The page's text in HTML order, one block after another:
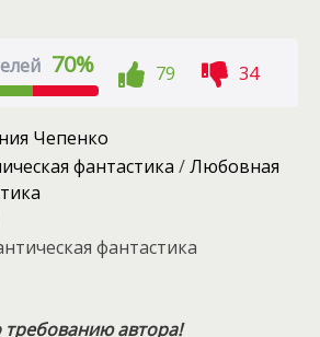
70% 79 34
Чепенко
фантастика /Любовная
фантастика
требованию автора!